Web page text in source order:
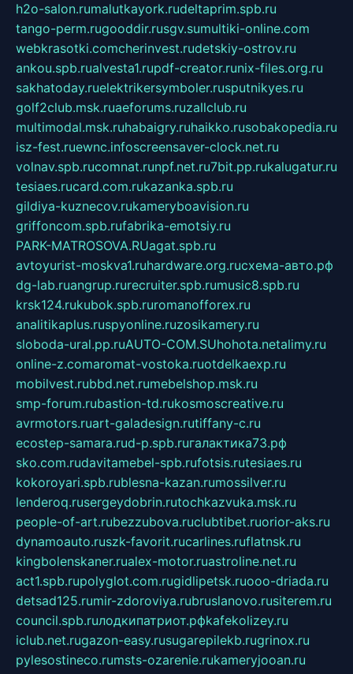
h2o-salon.rumalutkayork.rudeltaprim.spb.ru
tango-perm.rugooddir.rusgv.sumultiki-online.com
webkrasotki.comcherinvest.rudetskiy-ostrov.ru
ankou.spb.rualvesta1.rupdf-creator.runix-files.org.ru
sakhatoday.ruelektrikersymboler.rusputnikyes.ru
golf2club.msk.ruaeforums.ruzallclub.ru
multimodal.msk.ruhabaigry.ruhaikko.rusobakopedia.ru
isz-fest.ruewnc.infoscreensaver-clock.net.ru
volnav.spb.rucomnat.runpf.net.ru7bit.pp.rukalugatur.ru
tesiaes.rucard.com.rukazanka.spb.ru
gildiya-kuznecov.rukameryboavision.ru
griffoncom.spb.rufabrika-emotsiy.ru
PARK-MATROSOVA.RUagat.spb.ru
avtoyurist-moskva1.ruhardware.org.ruсхема-авто.рф
dg-lab.ruangrup.rurecruiter.spb.rumusic8.spb.ru
krsk124.rukubok.spb.ruromanofforex.ru
analitikaplus.ruspyonline.ruzosikamery.ru
sloboda-ural.pp.ruAUTO-COM.SUhohota.netalimy.ru
online-z.comaromat-vostoka.ruotdelkaexp.ru
mobilvest.rubbd.net.rumebelshop.msk.ru
smp-forum.rubastion-td.rukosmoscreative.ru
avrmotors.ruart-galadesign.rutiffany-c.ru
ecostep-samara.rud-p.spb.ruгалактика73.рф
sko.com.rudavitamebel-spb.rufotsis.rutesiaes.ru
kokoroyari.spb.rublesna-kazan.rumossilver.ru
lenderoq.rusergeydobrin.rutochkazvuka.msk.ru
people-of-art.rubezzubova.ruclubtibet.ruorior-aks.ru
dynamoauto.ruszk-favorit.rucarlines.ruflatnsk.ru
kingbolenskaner.rualex-motor.ruastroline.net.ru
act1.spb.rupolyglot.com.rugidlipetsk.ruooo-driada.ru
detsad125.rumir-zdoroviya.rubruslanovo.rusiterem.ru
council.spb.ruлодкипатриот.рфkafekolizey.ru
iclub.net.rugazon-easy.rusugarepilekb.rugrinox.ru
pylesostineco.rumsts-ozarenie.rukameryjooan.ru